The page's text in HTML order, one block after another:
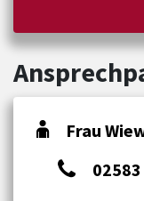
Frau